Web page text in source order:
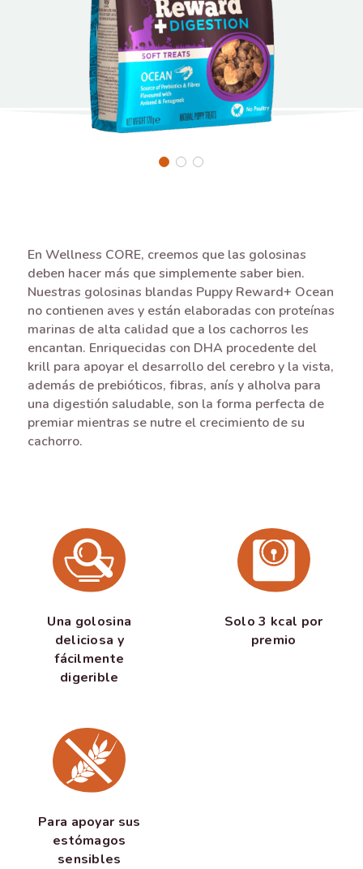
En Wellness CORE, creemos que las golosinas
deben hacer más que simplemente saber bien.
Nuestras golosinas blandas Puppy Reward+ Ocean
no contienen aves y están elaboradas con proteínas
marinas de alta calidad que a los cachorros les
encantan. Enriquecidas con DHA procedente del
krill para apoyar el desarrollo del cerebro y la vista,
además de prebióticos, fibras, anís y alholva para
una digestión saludable, son la forma perfecta de
premiar mientras se nutre el crecimiento de su
cachorro.
Una golosina
deliciosa y
fácilmente
digerible
Solo 3 kcal por
premio
Para apoyar sus
estómagos
sensibles